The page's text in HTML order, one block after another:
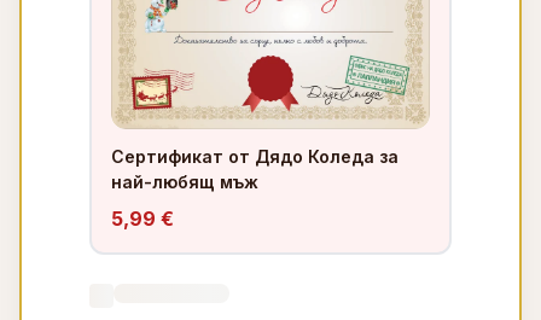
Сертификат от Дядо Коледа за
най-любящ мъж
5,99 €